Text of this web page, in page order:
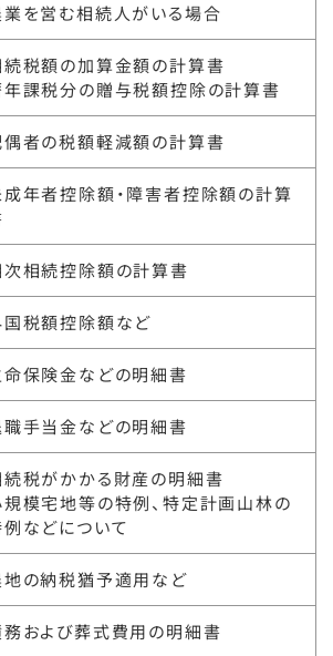
業を営む相続人がいる場合
税額の加算金額の計算書
年課税分の贈与税額控除の計算書
者の税額軽減額の計算書
成年者控除額・障害者控除額の計算
相続控除額の計算書
税額控除額など
命保険金などの明細書
手当金などの明細書
税がかかる財産の明細書
模宅地等の特例、特定計画山林の
などについて
地の納税猶予適用など
および葬式費用の明細書